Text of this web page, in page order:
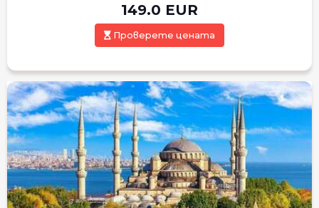
149.0 EUR
Проверете цената